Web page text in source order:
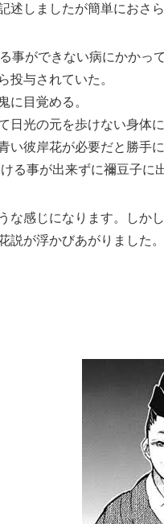
述しましたが簡単におさ
事ができない病にかかって
投与されていた。
に目覚める。
日光の元を歩けない身体
い彼岸花が必要だと勝手に
る事が出来ずに禰豆子に
な感じになります。しか
説が浮かびあがりました。